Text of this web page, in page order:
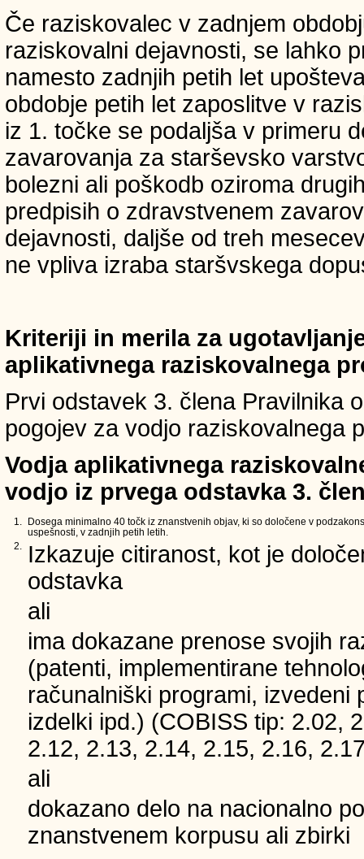
Če raziskovalec v zadnjem
raziskovalni dejavnosti, se lahko
namesto zadnjih petih let
obdobje petih let zaposlitve v
iz 1. točke se podaljša v primeru
zavarovanja za starševsko
bolezni ali poškodb oziroma
predpisih o zdravstvenem
dejavnosti, daljše od treh
ne vpliva izraba staršvskega
Kriteriji in merila za
aplikativnega raziskovalnega
Prvi odstavek 3. člena Pravilnika
pogojev za vodjo raziskovalnega
Vodja aplikativnega
vodjo iz prvega odstavka 3.
1.
Dosega minimalno 40 točk iz znanstvenih objav, ki so določene v
uspešnosti, v zadnjih petih letih.
2.
Izkazuje citiranost, kot je
odstavka
ali
ima dokazane prenose svojih
(patenti, implementirane
računalniški programi, izvedeni
izdelki ipd.) (COBISS tip: 2.02,
2.12, 2.13, 2.14, 2.15, 2.16,
ali
dokazano delo na nacionalno
znanstvenem korpusu ali zbirki